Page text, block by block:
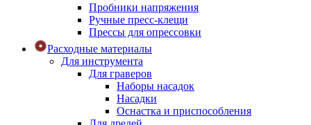
Пробники напряжения
Ручные пресс-клещи
Прессы для опрессовки
Расходные материалы
Для инструмента
Для граверов
Наборы насадок
Насадки
Оснастка и приспособления